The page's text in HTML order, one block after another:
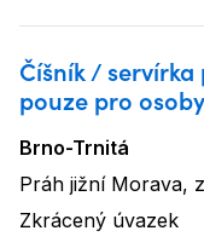
Číšník /
pouze pro
Lokalita :
Brno-Trnitá
Název firmy:
Práh jižní Morava,
Typ úvazku :
Zkrácený úvazek